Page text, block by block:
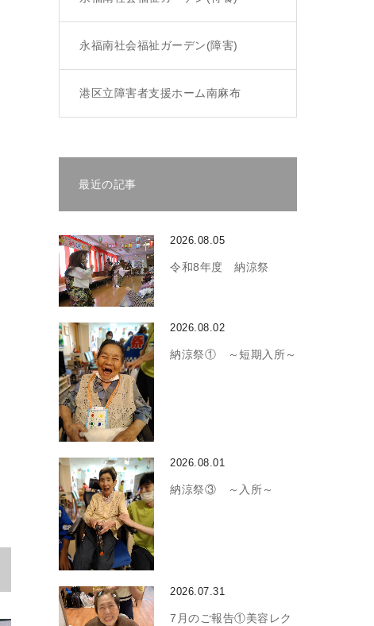
永福南社会福祉ガーデン(障害)
港区立障害者支援ホーム南麻布
最近の記事
2026.08.05
令和8年度 納涼祭
2026.08.02
納涼祭① ～短期入所～
2026.08.01
納涼祭③ ～入所～
2026.07.31
7月のご報告①美容レク